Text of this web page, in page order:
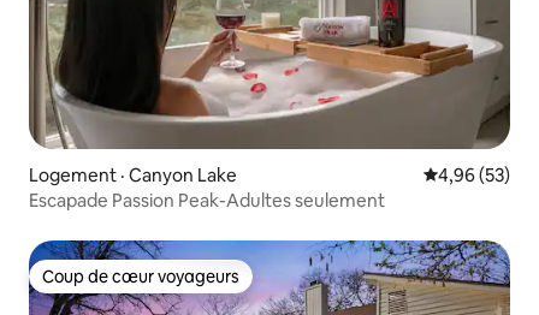
Logement · Canyon Lake Note
4,96 (53)
Escapade Passion Peak-Adultes seulement
Coup de cœur voyageurs
Coup de cœur voyageurs